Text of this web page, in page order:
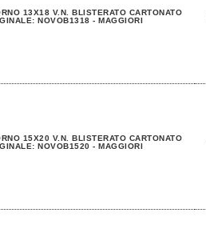
13X18 V.N. BLISTERATO CARTONATO
NOVOB1318 - MAGGIORI
15X20 V.N. BLISTERATO CARTONATO
NOVOB1520 - MAGGIORI